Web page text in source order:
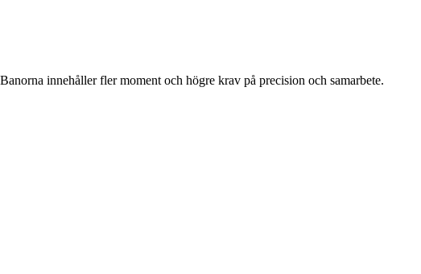
innehåller fler moment och högre krav på precision och samarbete.